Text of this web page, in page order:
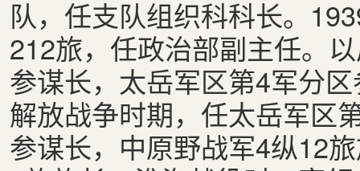
队，任支队组织科科长。
212旅，任政治部副主任。
参谋长，太岳军区第4军分
解放战争时期，任太岳军区
参谋长，中原野战军4纵12